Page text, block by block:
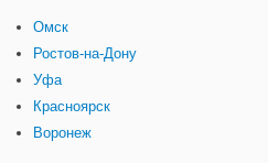
Омск
Ростов-на-Дону
Уфа
Красноярск
Воронеж